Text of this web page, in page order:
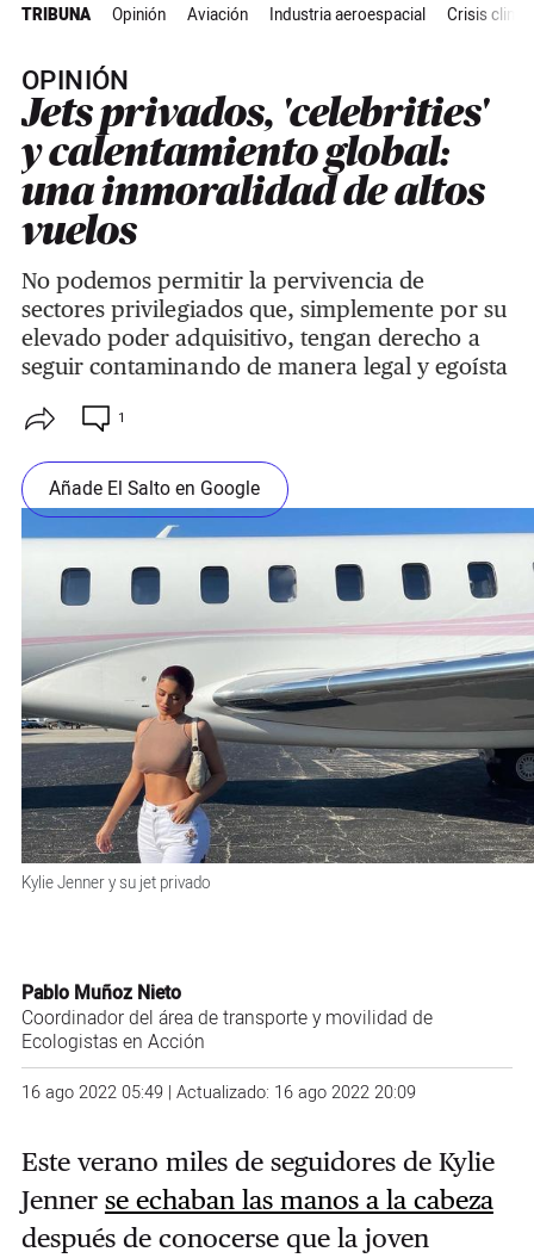
TRIBUNA Opinión Aviación Industria aeroespacial Crisis
OPINIÓN
Jets privados, 'celebrities'
y calentamiento global:
una inmoralidad de altos
vuelos
No podemos permitir la pervivencia de
sectores privilegiados que, simplemente por su
elevado poder adquisitivo, tengan derecho a
seguir contaminando de manera legal y egoísta
1
Añade El Salto en Google
Kylie Jenner y su jet privado
Pablo Muñoz Nieto
Coordinador del área de transporte y movilidad de
Ecologistas en Acción
16 ago 2022 05:49 | Actualizado: 16 ago 2022 20:09
Este verano miles de seguidores de Kylie
Jenner se echaban las manos a la cabeza
después de conocerse que la joven